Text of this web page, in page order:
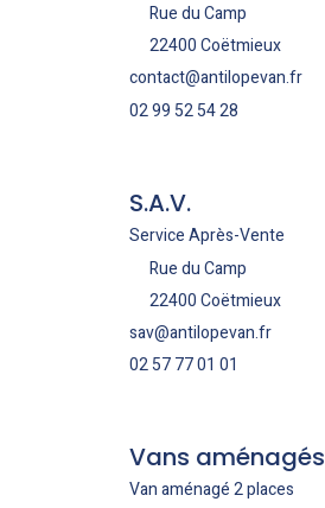
Rue du Camp
22400 Coëtmieux
contact@antilopevan.fr
02 99 52 54 28
S.A.V.
Service Après-Vente
Rue du Camp
22400 Coëtmieux
sav@antilopevan.fr
02 57 77 01 01
Vans aménagés
Van aménagé 2 places